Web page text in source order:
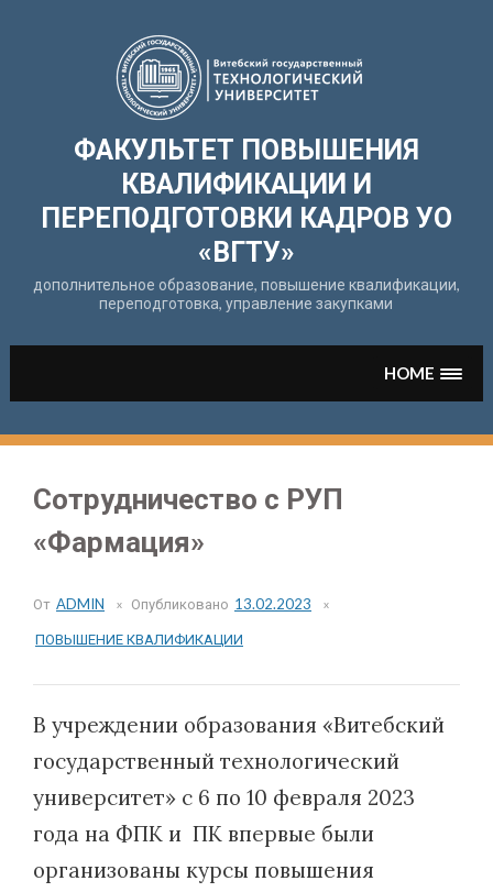
ФАКУЛЬТЕТ ПОВЫШЕНИЯ
КВАЛИФИКАЦИИ И
ПЕРЕПОДГОТОВКИ КАДРОВ УО
«ВГТУ»
дополнительное образование, повышение квалификации,
переподготовка, управление закупками
HOME
Сотрудничество с РУП
«Фармация»
От ADMIN Опубликовано 13.02.2023
ПОВЫШЕНИЕ КВАЛИФИКАЦИИ
В учреждении образования «Витебский
государственный технологический
университет» с 6 по 10 февраля 2023
года на ФПК и ПК впервые были
организованы курсы повышения